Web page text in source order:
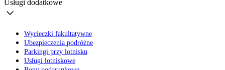
Usługi dodatkowe
Wycieczki fakultatywne
Ubezpieczenia podróżne
Parkingi przy lotnisku
Usługi lotniskowe